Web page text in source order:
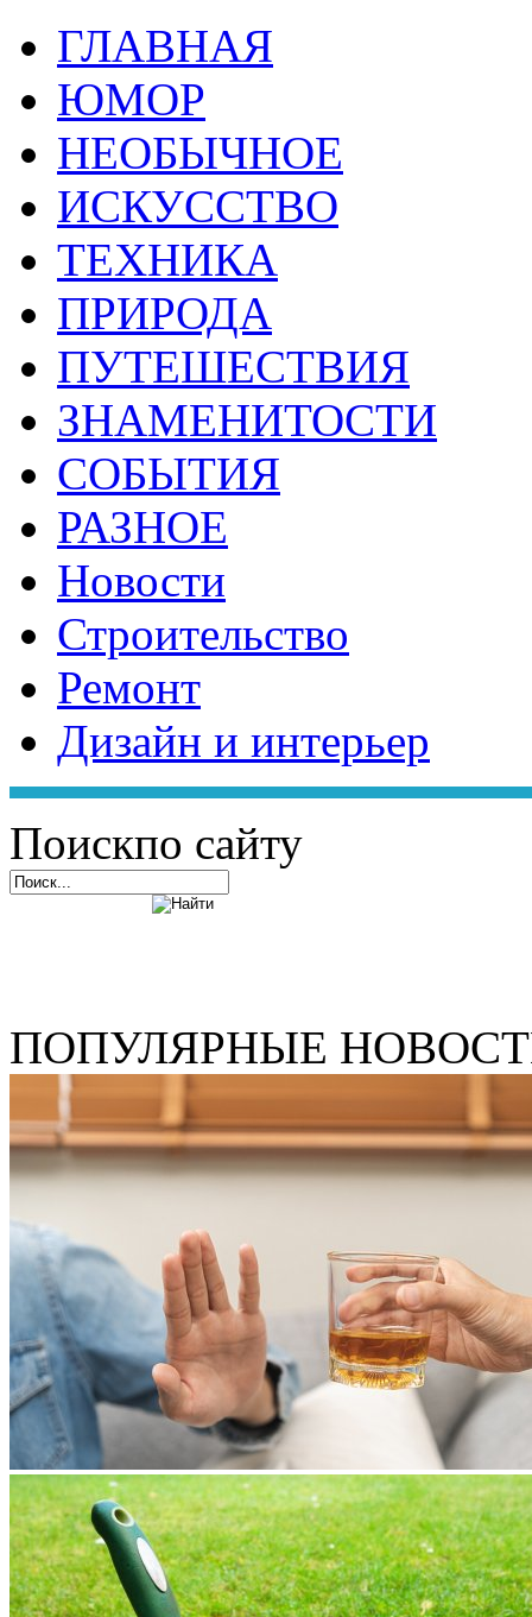
ГЛАВНАЯ
ЮМОР
НЕОБЫЧНОЕ
ИСКУССТВО
ТЕХНИКА
ПРИРОДА
ПУТЕШЕСТВИЯ
ЗНАМЕНИТОСТИ
СОБЫТИЯ
РАЗНОЕ
Новости
Строительство
Ремонт
Дизайн и интерьер
Поискпо сайту
ПОПУЛЯРНЫЕ